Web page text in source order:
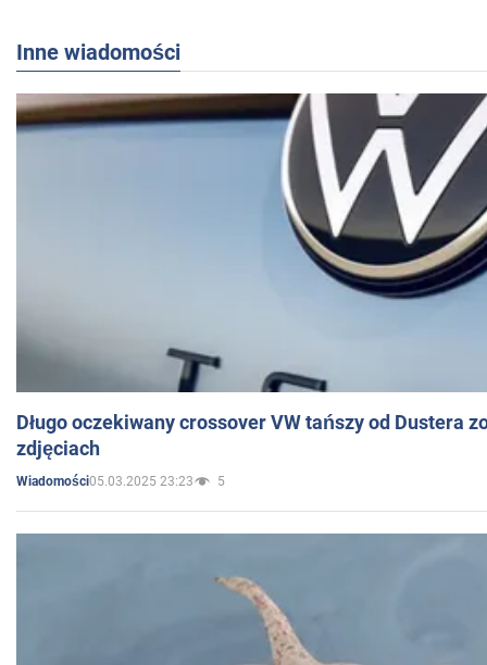
Inne wiadomości
Długo oczekiwany crossover VW tańszy od Dustera
zdjęciach
Wiadomości05.03.2025 23:23 5